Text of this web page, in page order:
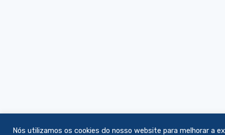
Nós utilizamos os cookies do nosso website para melhorar a